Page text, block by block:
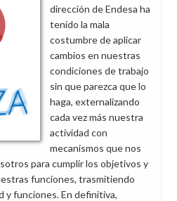
dirección de Endesa ha
tenido la mala
costumbre de aplicar
cambios en nuestras
condiciones de trabajo
sin que parezca que lo
haga, externalizando
cada vez más nuestra
actividad con
mecanismos que nos
para cumplir los objetivos y
funciones, trasmitiendo
y funciones. En definitiva,